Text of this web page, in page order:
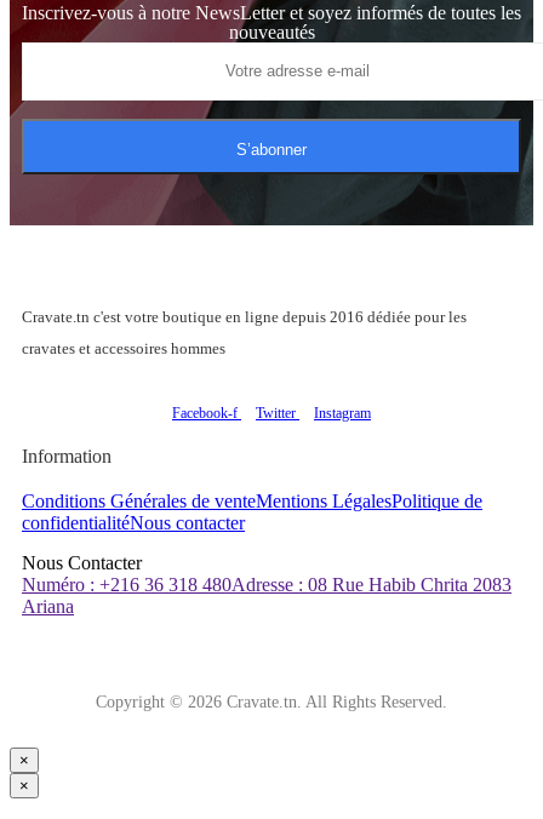
Inscrivez-vous à notre NewsLetter et soyez informés de toutes les
nouveautés
S’abonner
Cravate.tn c'est votre boutique en ligne depuis 2016 dédiée pour les
cravates et accessoires hommes
Facebook-f Twitter Instagram
Information
Conditions Générales de venteMentions LégalesPolitique de
confidentialitéNous contacter
Nous Contacter
Numéro : +216 36 318 480Adresse : 08 Rue Habib Chrita 2083
Ariana
Copyright © 2026 Cravate.tn. All Rights Reserved.
×
×